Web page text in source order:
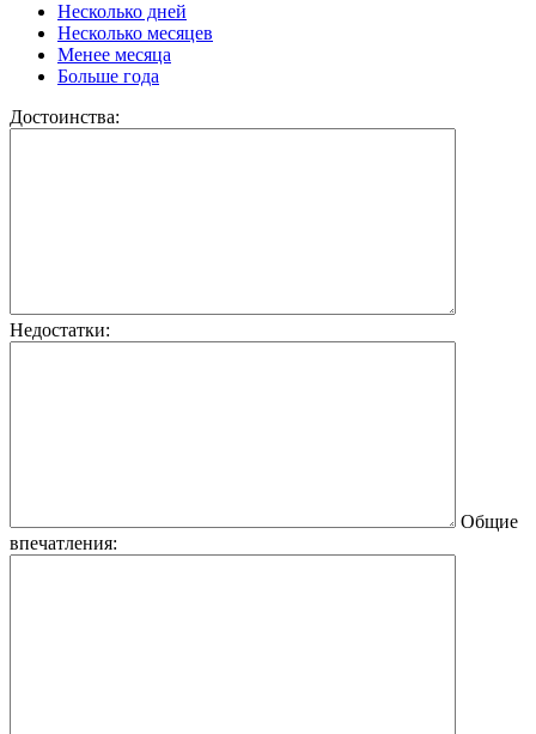
Несколько дней
Несколько месяцев
Менее месяца
Больше года
Достоинства:
Недостатки:
Общие
впечатления: